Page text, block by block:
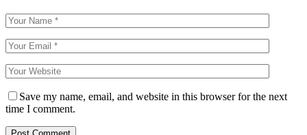
Save my name, email, and website in this browser for the next
time I comment.